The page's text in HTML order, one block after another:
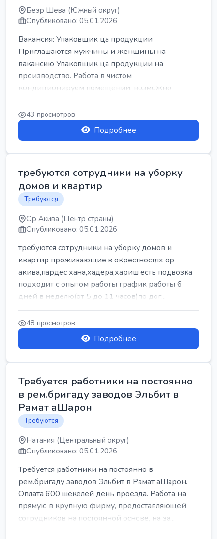
Беэр Шева (Южный округ)
Опубликовано: 05.01.2026
Вакансия: Упаковщик ца продукции
Приглашаются мужчины и женщины на
вакансию Упаковщик ца продукции на
производство. Работа в чистом
кондиционируем помещении, возможно
работать сидя. Работа с воскресен...
43 просмотров
Подробнее
требуются сотрудники на уборку
домов и квартир
Требуются
Ор Акива (Центр страны)
Опубликовано: 05.01.2026
требуются сотрудники на уборку домов и
квартир проживающие в окрестностях ор
акива,пардес хана,хадера,хариш есть подвозка
подходит с опытом работы график работы 6
дней в неделю(от 5 до 11 часов)по дог...
48 просмотров
Подробнее
Требуется работники на постоянно
в рем.бригаду заводов Эльбит в
Рамат аШарон
Требуются
Натания (Центральный округ)
Опубликовано: 05.01.2026
Требуется работники на постоянно в
рем.бригаду заводов Эльбит в Рамат аШарон.
Оплата 600 шекелей день проезда. Работа на
прямую в крупную фирму, предоставляющей
сотрудников на постоянной основе, на за...